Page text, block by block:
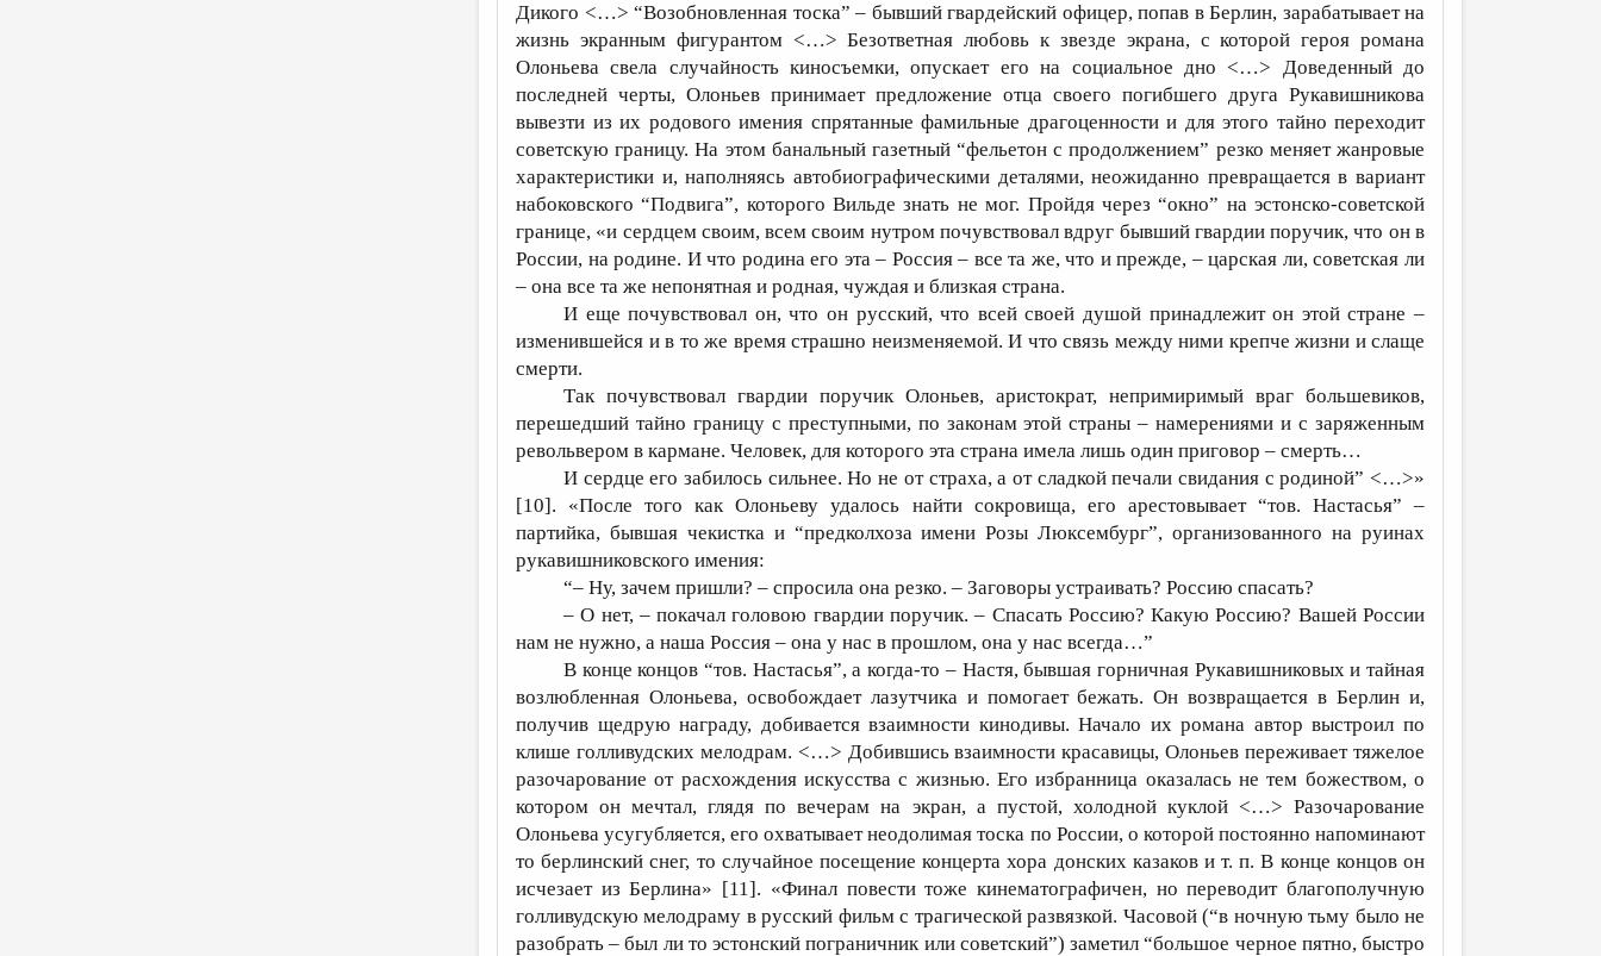
Дикого <…> “Возобновленная тоска” – бывший гвардейский офицер, попав в Берлин, зарабатывает на
жизнь экранным фигурантом <…> Безответная любовь к звезде экрана, с которой героя романа
Олоньева свела случайность киносъемки, опускает его на социальное дно <…> Доведенный до
последней черты, Олоньев принимает предложение отца своего погибшего друга Рукавишникова
вывезти из их родового имения спрятанные фамильные драгоценности и для этого тайно переходит
советскую границу. На этом банальный газетный “фельетон с продолжением” резко меняет жанровые
характеристики и, наполняясь автобиографическими деталями, неожиданно превращается в вариант
набоковского “Подвига”, которого Вильде знать не мог. Пройдя через “окно” на эстонско-советской
границе, «и сердцем своим, всем своим нутром почувствовал вдруг бывший гвардии поручик, что он в
России, на родине. И что родина его эта – Россия – все та же, что и прежде, – царская ли, советская ли
– она все та же непонятная и родная, чуждая и близкая страна.
И еще почувствовал он, что он русский, что всей своей душой принадлежит он этой стране –
изменившейся и в то же время страшно неизменяемой. И что связь между ними крепче жизни и слаще
смерти.
Так почувствовал гвардии поручик Олоньев, аристократ, непримиримый враг большевиков,
перешедший тайно границу с преступными, по законам этой страны – намерениями и с заряженным
револьвером в кармане. Человек, для которого эта страна имела лишь один приговор – смерть…
И сердце его забилось сильнее. Но не от страха, а от сладкой печали свидания с родиной” <…>»
[10]. «После того как Олоньеву удалось найти сокровища, его арестовывает “тов. Настасья” –
партийка, бывшая чекистка и “предколхоза имени Розы Люксембург”, организованного на руинах
рукавишниковского имения:
“– Ну, зачем пришли? – спросила она резко. – Заговоры устраивать? Россию спасать?
– О нет, – покачал головою гвардии поручик. – Спасать Россию? Какую Россию? Вашей России
нам не нужно, а наша Россия – она у нас в прошлом, она у нас всегда…”
В конце концов “тов. Настасья”, а когда-то – Настя, бывшая горничная Рукавишниковых и тайная
возлюбленная Олоньева, освобождает лазутчика и помогает бежать. Он возвращается в Берлин и,
получив щедрую награду, добивается взаимности кинодивы. Начало их романа автор выстроил по
клише голливудских мелодрам. <…> Добившись взаимности красавицы, Олоньев переживает тяжелое
разочарование от расхождения искусства с жизнью. Его избранница оказалась не тем божеством, о
котором он мечтал, глядя по вечерам на экран, а пустой, холодной куклой <…> Разочарование
Олоньева усугубляется, его охватывает неодолимая тоска по России, о которой постоянно напоминают
то берлинский снег, то случайное посещение концерта хора донских казаков и т. п. В конце концов он
исчезает из Берлина» [11]. «Финал повести тоже кинематографичен, но переводит благополучную
голливудскую мелодраму в русский фильм с трагической развязкой. Часовой (“в ночную тьму было не
разобрать – был ли то эстонский пограничник или советский”) заметил “большое черное пятно, быстро